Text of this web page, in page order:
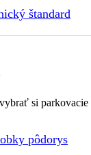
štandard
si parkovacie
pôdorys